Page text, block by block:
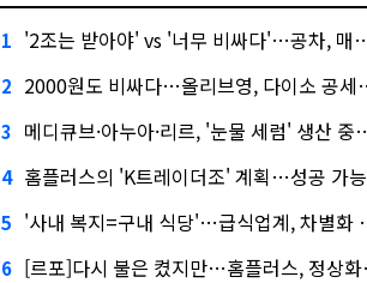
1 '2조는 받아야' vs '너무 비싸다'…공차, 매각 성공할까
2 2000원도 비싸다…올리브영, 다이소 공세에 '가성비'로 맞불
3 메디큐브·아누아·리르, '눈물 세럼' 생산 중단한다
4 홈플러스의 'K트레이더조' 계획…성공 가능성은 '글쎄'
5 '사내 복지=구내 식당'…급식업계, 차별화 경쟁 본격화
6 [르포]다시 불은 켰지만…홈플러스, 정상화까진 '까마득'